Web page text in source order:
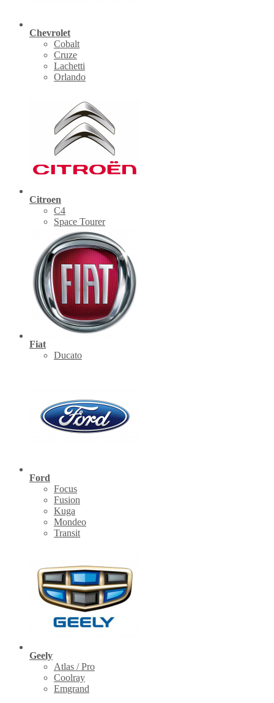
Chevrolet
Cobalt
Cruze
Lachetti
Orlando
Citroen
C4
Space Tourer
Fiat
Ducato
Ford
Focus
Fusion
Kuga
Mondeo
Transit
Geely
Atlas / Pro
Coolray
Emgrand